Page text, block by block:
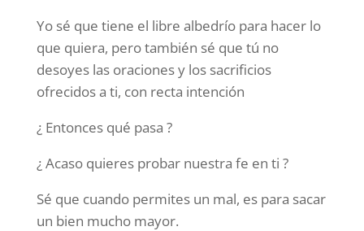
Yo sé que tiene el libre albedrío para hacer lo
que quiera, pero también sé que tú no
desoyes las oraciones y los sacrificios
ofrecidos a ti, con recta intención
¿ Entonces qué pasa ?
¿ Acaso quieres probar nuestra fe en ti ?
Sé que cuando permites un mal, es para sacar
un bien mucho mayor.